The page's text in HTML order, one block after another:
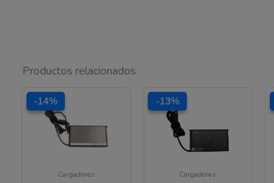
Productos relacionados
-14%
-14%
Cargadores
$ 346.637.
-13%
-13%
Cargadores
$ 286.744.